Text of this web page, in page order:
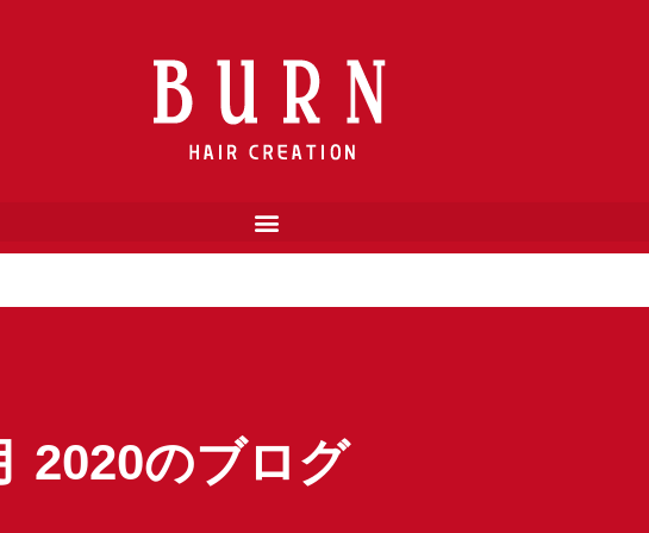
2020のブログ